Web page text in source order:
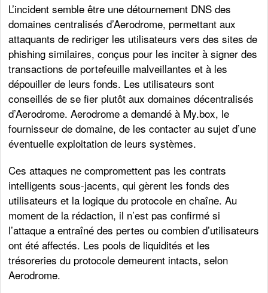
L’incident semble être une détournement DNS des
domaines centralisés d’Aerodrome, permettant aux
attaquants de rediriger les utilisateurs vers des sites de
phishing similaires, conçus pour les inciter à signer des
transactions de portefeuille malveillantes et à les
dépouiller de leurs fonds. Les utilisateurs sont
conseillés de se fier plutôt aux domaines décentralisés
d’Aerodrome. Aerodrome a demandé à My.box, le
fournisseur de domaine, de les contacter au sujet d’une
éventuelle exploitation de leurs systèmes.
Ces attaques ne compromettent pas les contrats
intelligents sous-jacents, qui gèrent les fonds des
utilisateurs et la logique du protocole en chaîne. Au
moment de la rédaction, il n’est pas confirmé si
l’attaque a entraîné des pertes ou combien d’utilisateurs
ont été affectés. Les pools de liquidités et les
trésoreries du protocole demeurent intacts, selon
Aerodrome.